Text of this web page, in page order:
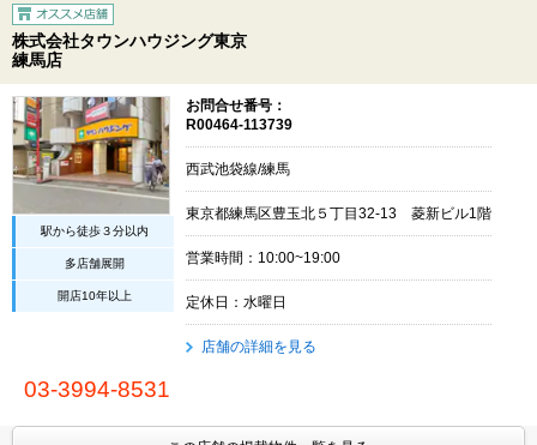
株式会社タウンハウジング東京
練馬店
駅から徒歩３分以内
多店舗展開
開店10年以上
お問合せ番号：
R00464-113739
西武池袋線/練馬
東京都練馬区豊玉北５丁目32-13 菱新ビル1階
営業時間：10:00~19:00
定休日：水曜日
店舗の詳細を見る
03-3994-8531